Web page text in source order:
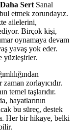
SertSanal
etmek zorundayız.
ailelerini,
Birçok kişi,
oynamaya devam
yavaş yok eder.
yüzleşirler.
zorlayıcıdır.
temel taşlarıdır.
hayatlarının
bu süreç, destek
Her bir hikaye, belki